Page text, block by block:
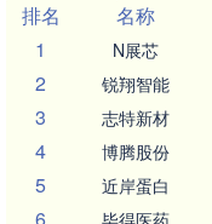
排名
名称
1
N展芯
2 锐翔智能
3 志特新材
4 博腾股份
5 近岸蛋白
毕得医药